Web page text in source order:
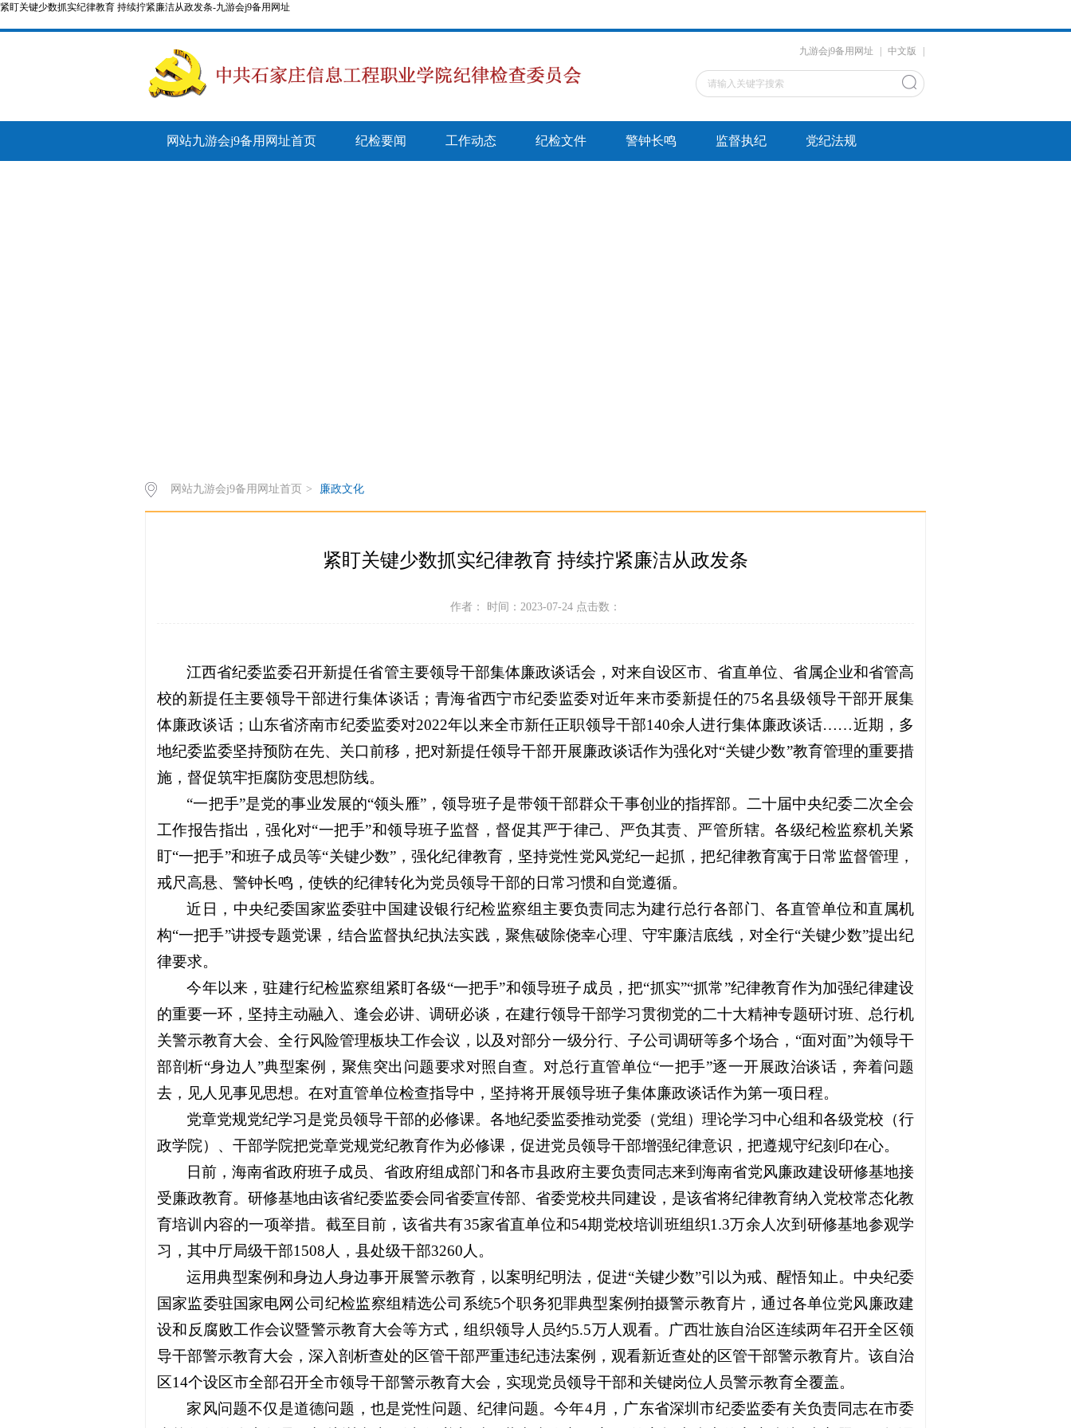
紧盯关键少数抓实纪律教育 持续拧紧廉洁从政发条-九游会j9备用网址
九游会j9备用网址 中文版
网站九游会j9备用网址首页 纪检要闻 工作动态 纪检文件 警钟长鸣 监督执纪 党纪法规
网站九游会j9备用网址首页 > 廉政文化
紧盯关键少数抓实纪律教育 持续拧紧廉洁从政发条
作者： 时间：2023-07-24 点击数：
江西省纪委监委召开新提任省管主要领导干部集体廉政谈话会，对来自设区市、省直单位、省属企业和省管高
校的新提任主要领导干部进行集体谈话；青海省西宁市纪委监委对近年来市委新提任的75名县级领导干部开展集
体廉政谈话；山东省济南市纪委监委对2022年以来全市新任正职领导干部140余人进行集体廉政谈话……近期，多
地纪委监委坚持预防在先、关口前移，把对新提任领导干部开展廉政谈话作为强化对“关键少数”教育管理的重要措
施，督促筑牢拒腐防变思想防线。
“一把手”是党的事业发展的“领头雁”，领导班子是带领干部群众干事创业的指挥部。二十届中央纪委二次全会
工作报告指出，强化对“一把手”和领导班子监督，督促其严于律己、严负其责、严管所辖。各级纪检监察机关紧
盯“一把手”和班子成员等“关键少数”，强化纪律教育，坚持党性党风党纪一起抓，把纪律教育寓于日常监督管理，
戒尺高悬、警钟长鸣，使铁的纪律转化为党员领导干部的日常习惯和自觉遵循。
近日，中央纪委国家监委驻中国建设银行纪检监察组主要负责同志为建行总行各部门、各直管单位和直属机
构“一把手”讲授专题党课，结合监督执纪执法实践，聚焦破除侥幸心理、守牢廉洁底线，对全行“关键少数”提出纪
律要求。
今年以来，驻建行纪检监察组紧盯各级“一把手”和领导班子成员，把“抓实”“抓常”纪律教育作为加强纪律建设
的重要一环，坚持主动融入、逢会必讲、调研必谈，在建行领导干部学习贯彻党的二十大精神专题研讨班、总行机
关警示教育大会、全行风险管理板块工作会议，以及对部分一级分行、子公司调研等多个场合，“面对面”为领导干
部剖析“身边人”典型案例，聚焦突出问题要求对照自查。对总行直管单位“一把手”逐一开展政治谈话，奔着问题
去，见人见事见思想。在对直管单位检查指导中，坚持将开展领导班子集体廉政谈话作为第一项日程。
党章党规党纪学习是党员领导干部的必修课。各地纪委监委推动党委（党组）理论学习中心组和各级党校（行
政学院）、干部学院把党章党规党纪教育作为必修课，促进党员领导干部增强纪律意识，把遵规守纪刻印在心。
日前，海南省政府班子成员、省政府组成部门和各市县政府主要负责同志来到海南省党风廉政建设研修基地接
受廉政教育。研修基地由该省纪委监委会同省委宣传部、省委党校共同建设，是该省将纪律教育纳入党校常态化教
育培训内容的一项举措。截至目前，该省共有35家省直单位和54期党校培训班组织1.3万余人次到研修基地参观学
习，其中厅局级干部1508人，县处级干部3260人。
运用典型案例和身边人身边事开展警示教育，以案明纪明法，促进“关键少数”引以为戒、醒悟知止。中央纪委
国家监委驻国家电网公司纪检监察组精选公司系统5个职务犯罪典型案例拍摄警示教育片，通过各单位党风廉政建
设和反腐败工作会议暨警示教育大会等方式，组织领导人员约5.5万人观看。广西壮族自治区连续两年召开全区领
导干部警示教育大会，深入剖析查处的区管干部严重违纪违法案例，观看新近查处的区管干部警示教育片。该自治
区14个设区市全部召开全市领导干部警示教育大会，实现党员领导干部和关键岗位人员警示教育全覆盖。
家风问题不仅是道德问题，也是党性问题、纪律问题。今年4月，广东省深圳市纪委监委有关负责同志在市委